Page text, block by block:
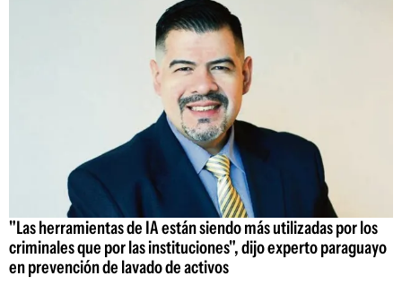
"Las herramientas de IA están siendo más utilizadas por los
criminales que por las instituciones", dijo experto paraguayo
en prevención de lavado de activos